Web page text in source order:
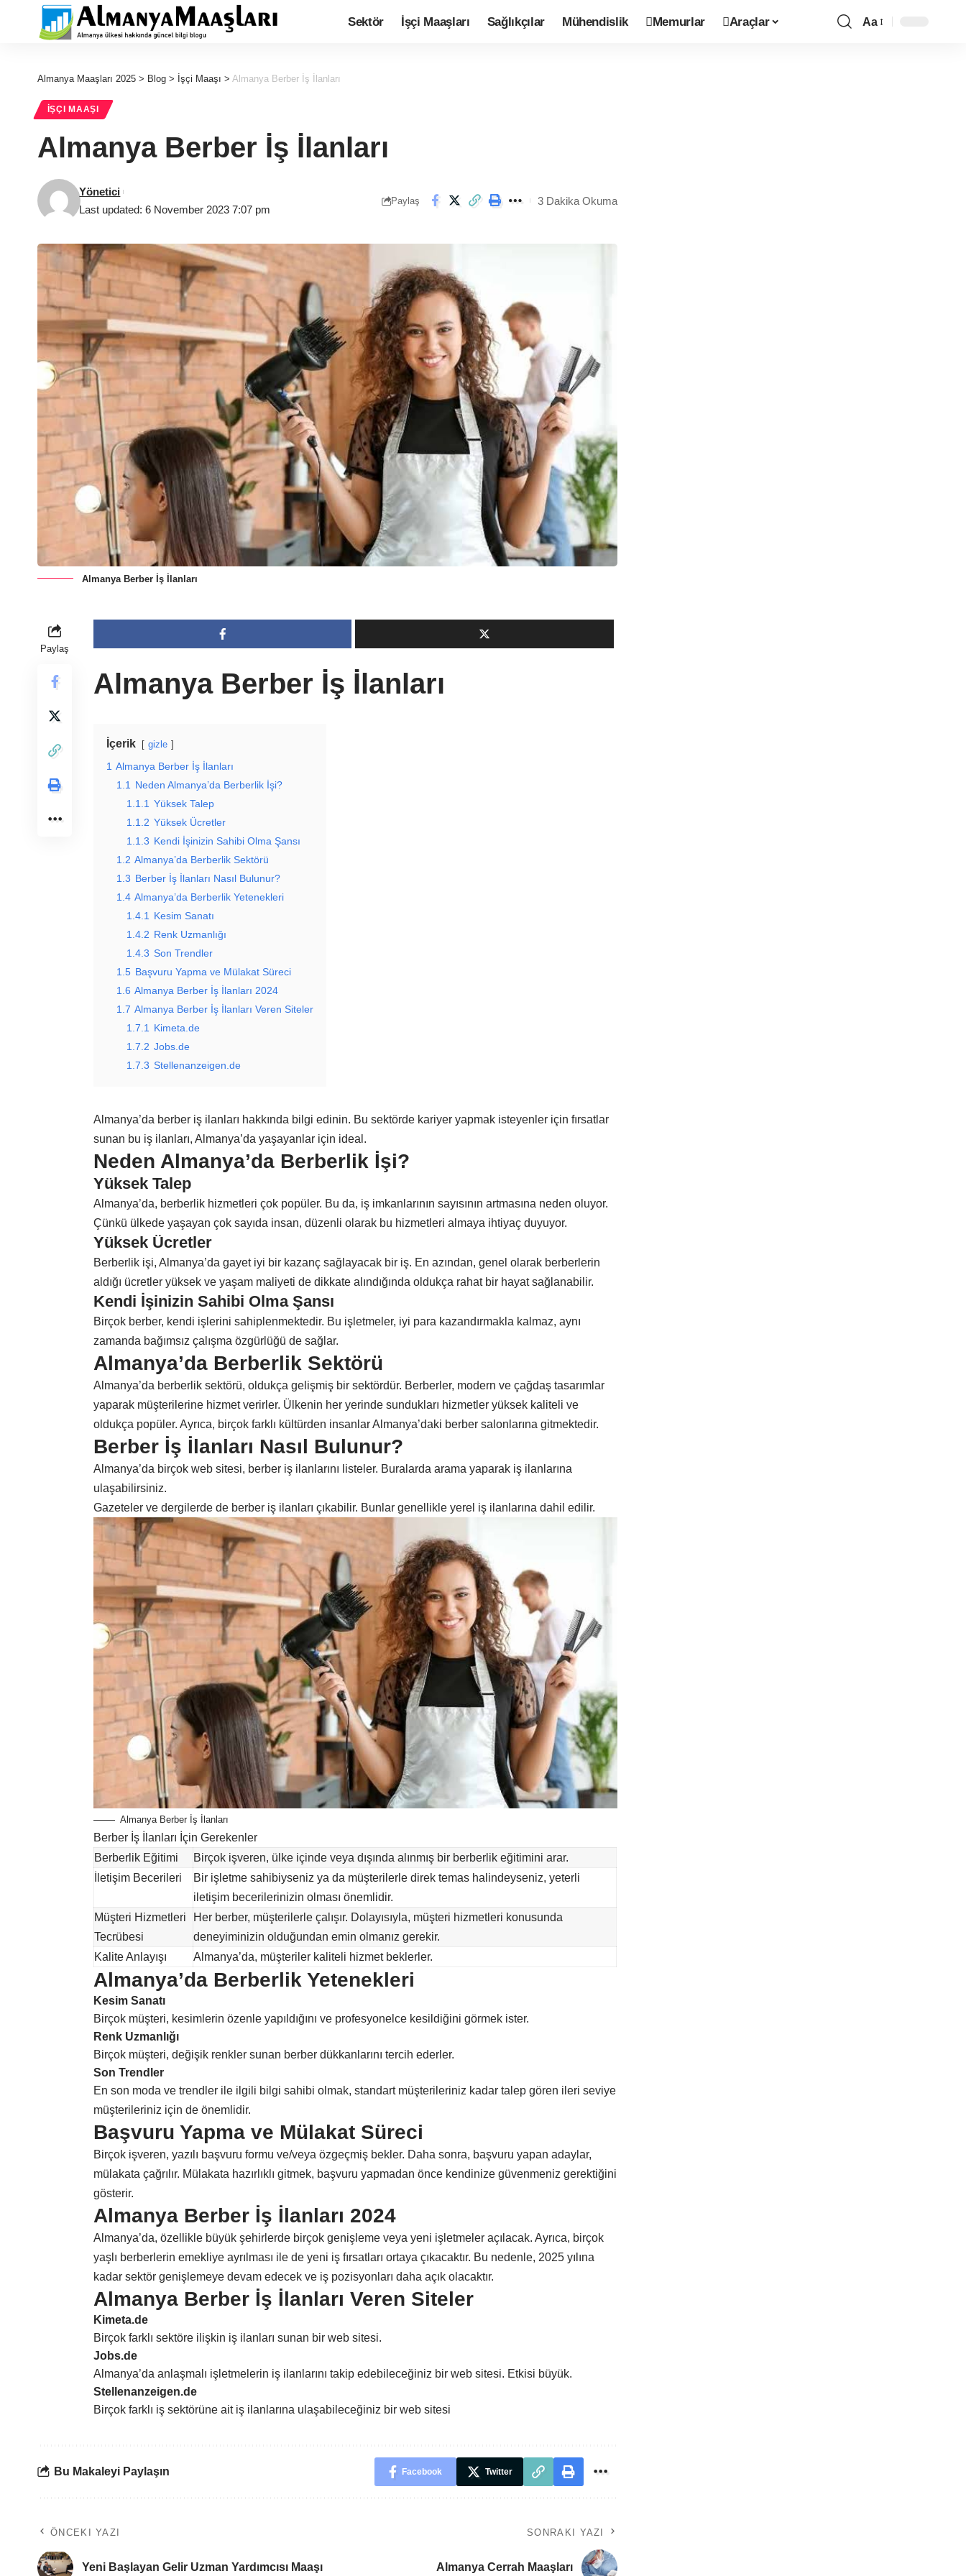
Sektör İşçi Maaşları Sağlıkçılar Mühendislik Memurlar Araçlar Aa
Almanya Maaşları 2025 > Blog > İşçi Maaşı > Almanya Berber İş İlanları
İŞÇI MAAŞI
Almanya Berber İş İlanları
Last updated: 6 November 2023 7:07 pm
Yönetici
Paylaş 3 Dakika Okuma
Almanya Berber İş İlanları
Paylaş
Almanya Berber İş İlanları
İçerik gizle
1 Almanya Berber İş İlanları
1.1
Neden Almanya’da Berberlik İşi?
1.1.1 Yüksek Talep
1.1.2 Yüksek Ücretler
1.1.3 Kendi İşinizin Sahibi Olma Şansı
1.2 Almanya’da Berberlik Sektörü
1.3 Berber İş İlanları Nasıl Bulunur?
1.4 Almanya’da Berberlik Yetenekleri
1.4.1
Kesim Sanatı
1.4.2 Renk Uzmanlığı
1.4.3 Son Trendler
1.5 Başvuru Yapma ve Mülakat Süreci
1.6 Almanya Berber İş İlanları 2024
1.7 Almanya Berber İş İlanları Veren Siteler
1.7.1
Kimeta.de
1.7.2 Jobs.de
1.7.3 Stellenanzeigen.de
Almanya’da berber iş ilanları hakkında bilgi edinin. Bu sektörde kariyer yapmak isteyenler için fırsatlar
sunan bu iş ilanları, Almanya’da yaşayanlar için ideal.
Neden Almanya’da Berberlik İşi?
Yüksek Talep
Almanya’da, berberlik hizmetleri çok popüler. Bu da, iş imkanlarının sayısının artmasına neden oluyor.
Çünkü ülkede yaşayan çok sayıda insan, düzenli olarak bu hizmetleri almaya ihtiyaç duyuyor.
Yüksek Ücretler
Berberlik işi, Almanya’da gayet iyi bir kazanç sağlayacak bir iş. En azından, genel olarak berberlerin
aldığı ücretler yüksek ve yaşam maliyeti de dikkate alındığında oldukça rahat bir hayat sağlanabilir.
Kendi İşinizin Sahibi Olma Şansı
Birçok berber, kendi işlerini sahiplenmektedir. Bu işletmeler, iyi para kazandırmakla kalmaz, aynı
zamanda bağımsız çalışma özgürlüğü de sağlar.
Almanya’da Berberlik Sektörü
Almanya’da berberlik sektörü, oldukça gelişmiş bir sektördür. Berberler, modern ve çağdaş tasarımlar
yaparak müşterilerine hizmet verirler. Ülkenin her yerinde sundukları hizmetler yüksek kaliteli ve
oldukça popüler. Ayrıca, birçok farklı kültürden insanlar Almanya’daki berber salonlarına gitmektedir.
Berber İş İlanları Nasıl Bulunur?
Almanya’da birçok web sitesi, berber iş ilanlarını listeler. Buralarda arama yaparak iş ilanlarına
ulaşabilirsiniz.
Gazeteler ve dergilerde de berber iş ilanları çıkabilir. Bunlar genellikle yerel iş ilanlarına dahil edilir.
Almanya Berber İş İlanları
Berber İş İlanları İçin Gerekenler
Berberlik Eğitimi
Birçok işveren, ülke içinde veya dışında alınmış bir berberlik eğitimini arar.
İletişim Becerileri
Bir işletme sahibiyseniz ya da müşterilerle direk temas halindeyseniz, yeterli
iletişim becerilerinizin olması önemlidir.
Müşteri Hizmetleri
Tecrübesi
Her berber, müşterilerle çalışır. Dolayısıyla, müşteri hizmetleri konusunda
deneyiminizin olduğundan emin olmanız gerekir.
Kalite Anlayışı
Almanya’da, müşteriler kaliteli hizmet beklerler.
Almanya’da Berberlik Yetenekleri
Kesim Sanatı
Birçok müşteri, kesimlerin özenle yapıldığını ve profesyonelce kesildiğini görmek ister.
Renk Uzmanlığı
Birçok müşteri, değişik renkler sunan berber dükkanlarını tercih ederler.
Son Trendler
En son moda ve trendler ile ilgili bilgi sahibi olmak, standart müşterileriniz kadar talep gören ileri seviye
müşterileriniz için de önemlidir.
Başvuru Yapma ve Mülakat Süreci
Birçok işveren, yazılı başvuru formu ve/veya özgeçmiş bekler. Daha sonra, başvuru yapan adaylar,
mülakata çağrılır. Mülakata hazırlıklı gitmek, başvuru yapmadan önce kendinize güvenmeniz gerektiğini
gösterir.
Almanya Berber İş İlanları 2024
Almanya’da, özellikle büyük şehirlerde birçok genişleme veya yeni işletmeler açılacak. Ayrıca, birçok
yaşlı berberlerin emekliye ayrılması ile de yeni iş fırsatları ortaya çıkacaktır. Bu nedenle, 2025 yılına
kadar sektör genişlemeye devam edecek ve iş pozisyonları daha açık olacaktır.
Almanya Berber İş İlanları Veren Siteler
Kimeta.de
Birçok farklı sektöre ilişkin iş ilanları sunan bir web sitesi.
Jobs.de
Almanya’da anlaşmalı işletmelerin iş ilanlarını takip edebileceğiniz bir web sitesi. Etkisi büyük.
Stellenanzeigen.de
Birçok farklı iş sektörüne ait iş ilanlarına ulaşabileceğiniz bir web sitesi
Bu Makaleyi Paylaşın Facebook Twitter
ÖNCEKI YAZI
Yeni Başlayan Gelir Uzman Yardımcısı Maaşı
SONRAKI YAZI
Almanya Cerrah Maaşları